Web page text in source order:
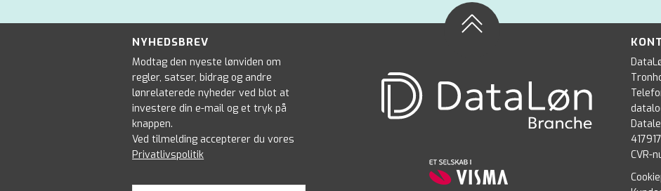
NYHEDSBREV
Modtag den nyeste lønviden om
regler, satser, bidrag og andre
lønrelaterede nyheder ved blot at
investere din e-mail og et tryk på
knappen.
Ved tilmelding accepterer du vores
Privatlivspolitik
CVR-